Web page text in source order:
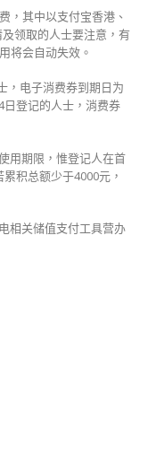
若
未
使
用
将
失
，其中以支付宝香港、
领取的人士要注意，有
将会自动失效。
，电子消费券到期日为
日登记的人士，消费券
用期限，惟登记人在首
积总额少于4000元，
相关储值支付工具营办